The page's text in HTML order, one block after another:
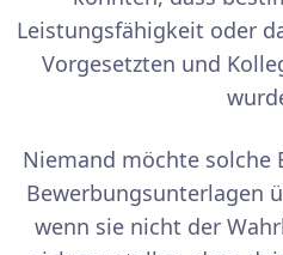
Leistungsfähigkeit oder
Vorgesetzten und
Niemand möchte solche
Bewerbungsunterlagen
wenn sie nicht der